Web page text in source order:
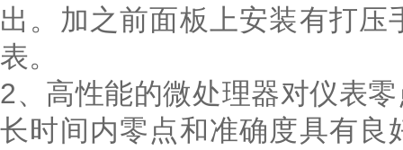
出。加之前面板上安装有打
表。
2、高性能的微处理器对仪表
长时间内零点和准确度具有